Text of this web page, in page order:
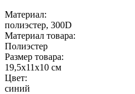
Материал:
полиэстер, 300D
Материал товара:
Полиэстер
Размер товара:
19,5х11х10 см
Цвет:
синий